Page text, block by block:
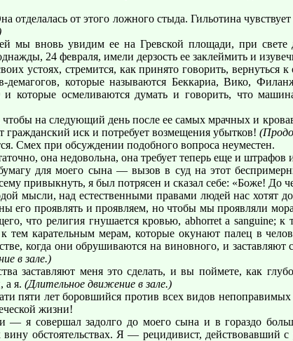
отделалась от этого ложного стыда. Гильотина
вновь увидим ее на Гревской площади, при свете
24 февраля, имели дерзость ее заклеймить и
устоях, стремится, как принято говорить, вернуться
демагогов, которые называются Беккариа, Вико,
и которые осмеливаются думать и говорить, что
чтобы на следующий день после ее самых мрачных и
гражданский иск и потребует возмещения убытков!
Смех при обсуждении подобного вопроса неуместен.
она недовольна, она требует теперь еще и
для моего сына — вызов в суд на этот
привыкнуть, я был потрясен и сказал себе: «Боже! До
мысли, над естественными правами людей нас хотят
его проявлять и проявляем, но чтобы мы проявляли
что религия гнушается кровью, abhorret a sanguine;
карательным мерам, которые окунают палец в
когда они обрушиваются на виновного, и
в зале.)
заставляют меня это сделать, и вы поймете, как
а я. (Длительное движение в зале.)
лет боровшийся против всех видов
жизни!
— я совершал задолго до моего сына и в гораздо
обстоятельствах. Я — рецидивист, действовавший